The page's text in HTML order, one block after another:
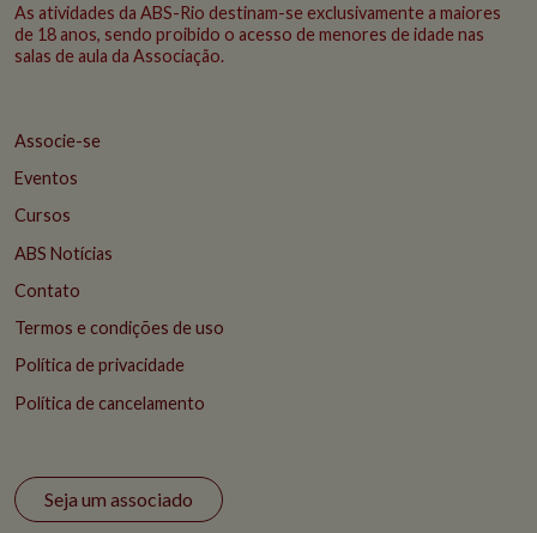
As atividades da ABS-Rio destinam-se exclusivamente a maiores
de 18 anos, sendo proibido o acesso de menores de idade nas
salas de aula da Associação.
Associe-se
Eventos
Cursos
ABS Notícias
Contato
Termos e condições de uso
Política de privacidade
Política de cancelamento
Seja um associado